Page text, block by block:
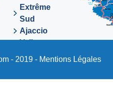
Extrême
Sud
Ajaccio
Valinco
Sartene
- 2019 - Mentions Légales